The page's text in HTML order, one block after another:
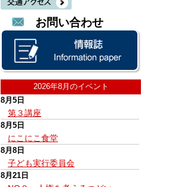
お問い合わせ
2026年8月のイベント
8月5日
第３講座
8月5日
にこにこ食堂
8月8日
子ども実行委員会
8月21日